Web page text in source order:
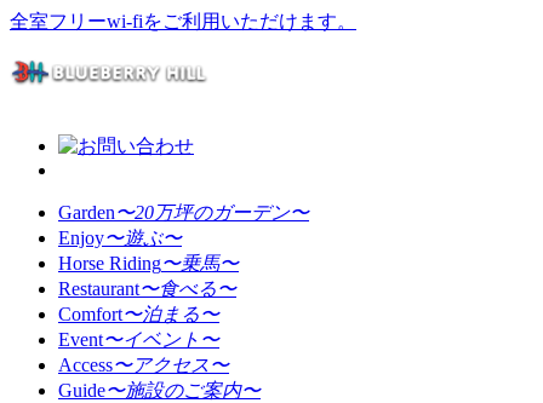
全室フリーwi-fiをご利用いただけます。
Garden〜20万坪のガーデン〜
Enjoy〜遊ぶ〜
Horse Riding〜乗馬〜
Restaurant〜食べる〜
Comfort〜泊まる〜
Event〜イベント〜
Access〜アクセス〜
Guide〜施設のご案内〜